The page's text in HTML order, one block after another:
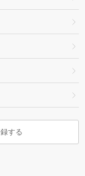
する